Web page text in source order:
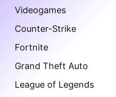
Videogames
Counter-Strike
Fortnite
Grand Theft Auto
League of Legends